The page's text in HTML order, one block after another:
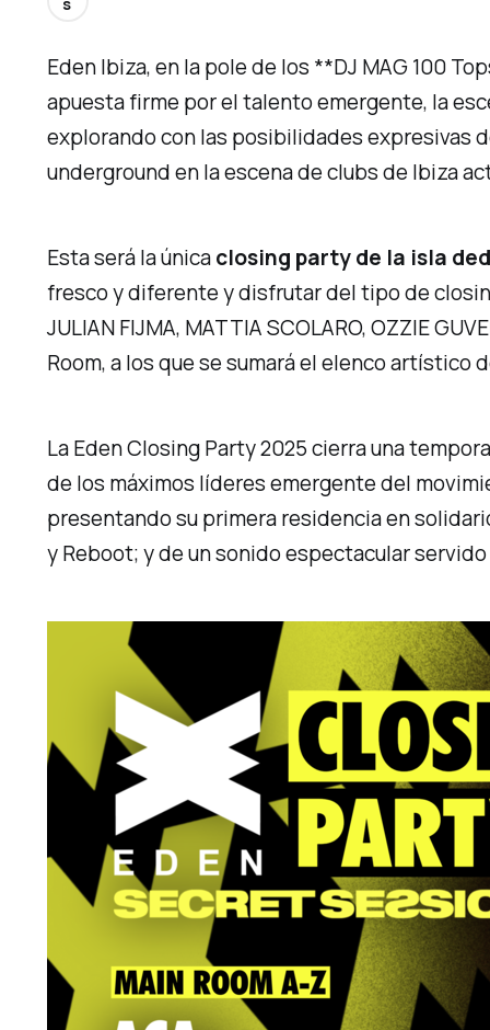
Eden Ibiza, en la pole de los **DJ MAG 100
apuesta firme por el talento emergente, la
explorando con las posibilidades expresivas
underground en la escena de clubs de Ibiza
Esta será la únicaclosing party de la isla
fresco y diferente y disfrutar del tipo de
JULIAN FIJMA, MATTIA SCOLARO, OZZIE
Room, a los que se sumará el elenco artístico
La Eden Closing Party 2025 cierra una
de los máximos líderes emergente del
presentando su primera residencia en
y Reboot; y de un sonido espectacular